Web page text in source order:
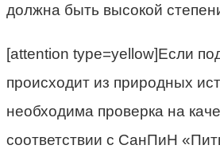
должна быть высокой
[attention type=yellow]Если
происходит из природных
необходима проверка на
соответствии с СанПиН